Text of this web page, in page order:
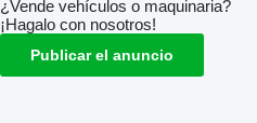
¿Vende vehículos o maquinaria?
¡Hagalo con nosotros!
Publicar el anuncio